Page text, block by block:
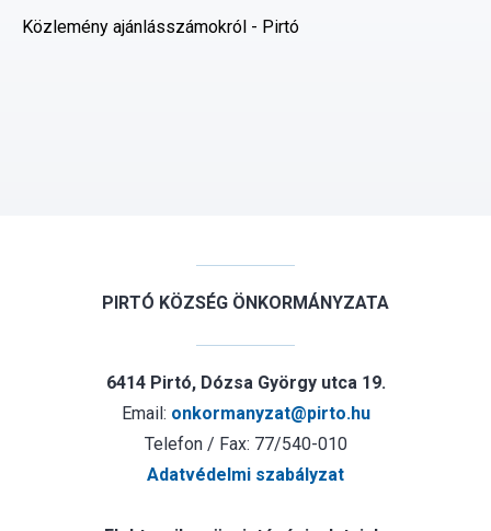
Közlemény ajánlásszámokról - Pirtó
PIRTÓ KÖZSÉG ÖNKORMÁNYZATA
6414 Pirtó, Dózsa György utca 19.
Email: onkormanyzat@pirto.hu
Telefon / Fax: 77/540-010
Adatvédelmi szabályzat